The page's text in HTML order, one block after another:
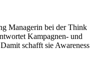
Managerin bei der Think
Kampagnen- und
schafft sie Awareness